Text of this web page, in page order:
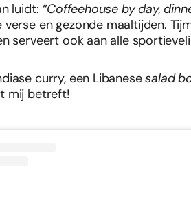
luidt: “Coffeehouse by day,
verse en gezonde maaltijden.
serveert ook aan alle
curry, een Libanesesalad
mij betreft!